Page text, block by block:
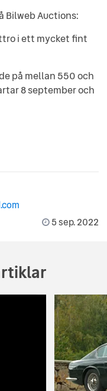
Bilweb Auctions:
i ett mycket fint
på mellan 550 och
8 september och
5 sep. 2022